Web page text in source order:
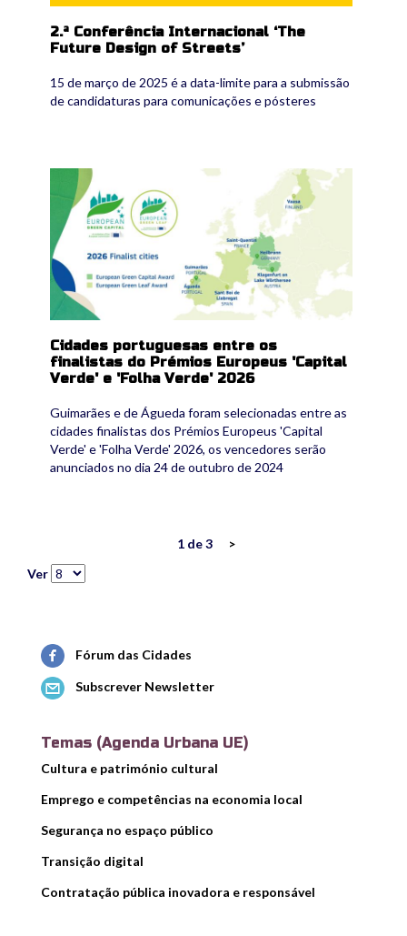
2.ª Conferência Internacional ‘The
Future Design of Streets’
15 de março de 2025 é a data-limite para a submissão
de candidaturas para comunicações e pósteres
finalists_cities_2026.jpg
Cidades portuguesas entre os
finalistas do Prémios Europeus 'Capital
Verde' e 'Folha Verde' 2026
Guimarães e de Águeda foram selecionadas entre as
cidades finalistas dos Prémios Europeus 'Capital
Verde' e 'Folha Verde' 2026, os vencedores serão
anunciados no dia 24 de outubro de 2024
1 de 3
>
Ver
Fórum das Cidades
Subscrever Newsletter
Temas (Agenda Urbana UE)
Cultura e património cultural
Emprego e competências na economia local
Segurança no espaço público
Transição digital
Contratação pública inovadora e responsável